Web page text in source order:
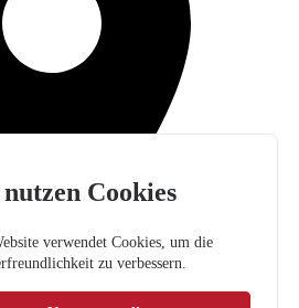
Cookies
verwendet Cookies, um die
zu verbessern.